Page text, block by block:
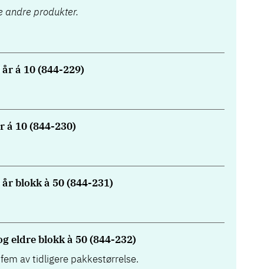
k
(
andre produkter.
á 10 (844-229)
á 10 (844-230)
blokk à 50 (844-231)
eldre blokk à 50 (844-232)
av tidligere pakkestørrelse.